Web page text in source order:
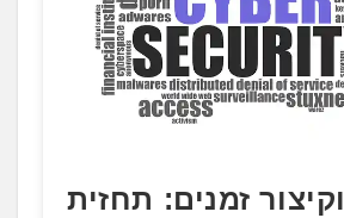
סוכני AI וקיצור זמנים: תחזית